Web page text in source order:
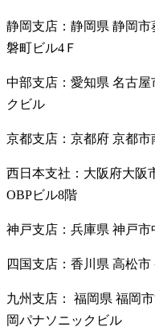
静岡支店：静岡県 静岡市
磐町ビル4Ｆ
中部支店：愛知県 名古屋
クビル
京都支店：京都府 京都
西日本支社：大阪府大阪
OBPビル8階
神戸支店：兵庫県 神戸市
四国支店：香川県 高松
九州支店： 福岡県 福岡
岡パナソニックビル